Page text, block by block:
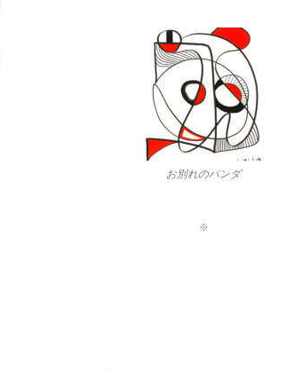
お別れのパンダ
※